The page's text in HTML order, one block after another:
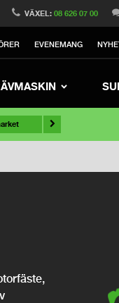
VÄXEL:08 626 07 00
EVENEMANG